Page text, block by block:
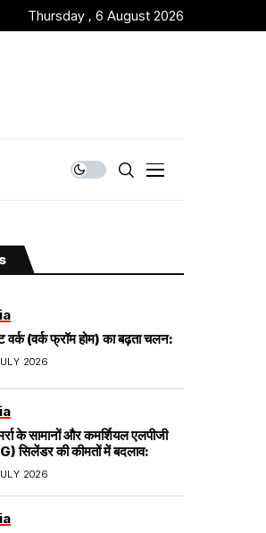
Thursday , 6 August 2026
वर्क (वर्क फ्रॉम होम) का बढ़ता चलन:
2026
के सामानों और कमर्शियल एलपीजी
सिलेंडर की कीमतों में बदलाव:
2026